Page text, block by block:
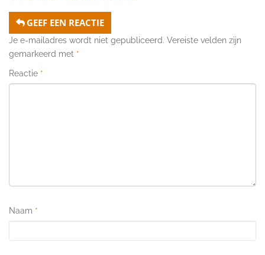
GEEF EEN REACTIE
Je e-mailadres wordt niet gepubliceerd. Vereiste velden zijn
gemarkeerd met *
Reactie *
Naam *